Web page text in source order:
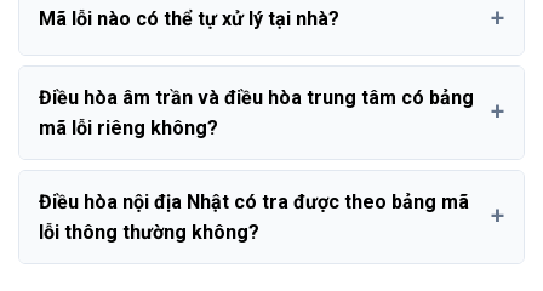
Mã lỗi nào có thể tự xử lý tại nhà?
Điều hòa âm trần và điều hòa trung tâm có bảng
mã lỗi riêng không?
Điều hòa nội địa Nhật có tra được theo bảng mã
lỗi thông thường không?